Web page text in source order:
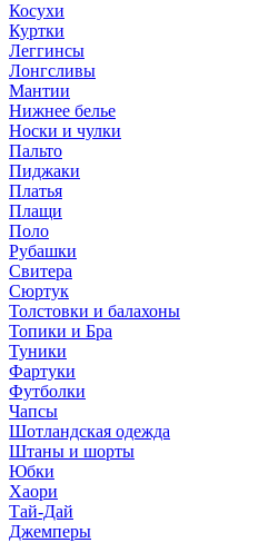
Косухи
Куртки
Леггинсы
Лонгсливы
Мантии
Нижнее белье
Носки и чулки
Пальто
Пиджаки
Платья
Плащи
Поло
Рубашки
Свитера
Сюртук
Толстовки и балахоны
Топики и Бра
Туники
Фартуки
Футболки
Чапсы
Шотландская одежда
Штаны и шорты
Юбки
Хаори
Тай-Дай
Джемперы